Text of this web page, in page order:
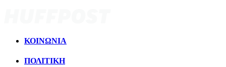
ΚΟΙΝΩΝΙΑ
ΠΟΛΙΤΙΚΗ